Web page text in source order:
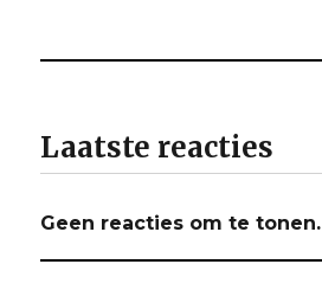
Laatste reacties
Geen reacties om te tonen.